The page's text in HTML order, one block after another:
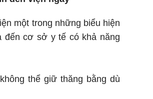
một trong những biểu hiện
đến cơ sở y tế có khả năng
thể giữ thăng bằng dù